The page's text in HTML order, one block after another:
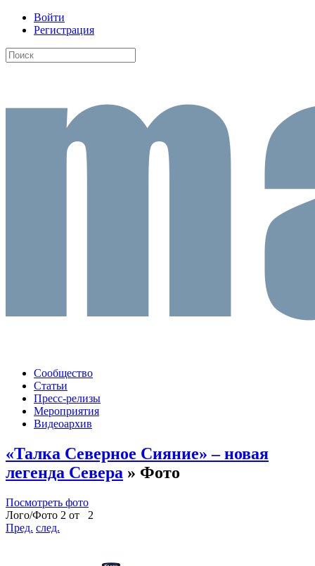
Войти
Регистрация
Сообщество
Статьи
Пресс-релизы
Мероприятия
Видеоархив
«Талка Северное Сияние» – новая
легенда Севера » Фото
Посмотреть фото
Лого/Фото 2 от 2
Пред. след.